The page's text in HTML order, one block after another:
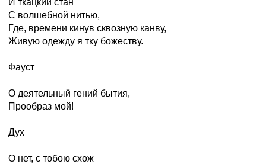
И ткацкий стан
С волшебной нитью,
Где, времени кинув сквозную канву,
Живую одежду я тку божеству.
Фауст
О деятельный гений бытия,
Прообраз мой!
Дух
О нет, с тобою схож